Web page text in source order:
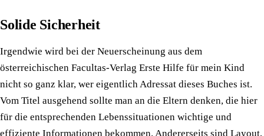
Solide Sicherheit
Irgendwie wird bei der Neuerscheinung aus dem
österreichischen Facultas-Verlag Erste Hilfe für mein Kind
nicht so ganz klar, wer eigentlich Adressat dieses Buches ist.
Vom Titel ausgehend sollte man an die Eltern denken, die hier
für die entsprechenden Lebenssituationen wichtige und
effiziente Informationen bekommen. Andererseits sind Layout,